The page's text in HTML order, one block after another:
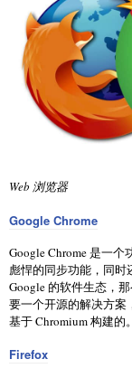
Web 浏览器
Google Chrome
Google Chrome 是一
彪悍的同步功能，同
Google 的软件生态，
要一个开源的解决方案
基于 Chromium 构建的。
Firefox